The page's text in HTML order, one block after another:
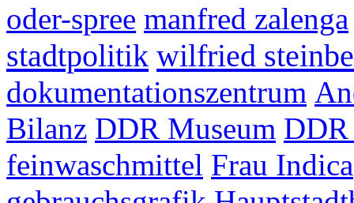
oder-spree manfred zalenga
stadtpolitik wilfried
dokumentationszentrum
Bilanz DDR Museum
feinwaschmittel Frau Indica